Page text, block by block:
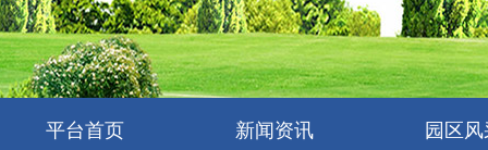
平台首页 新闻资讯 园区